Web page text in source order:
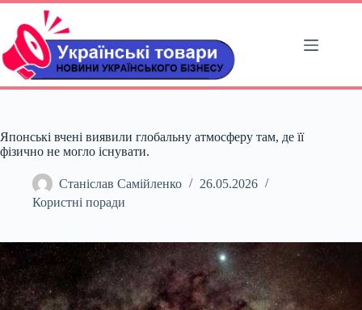
Перейти
вмісту
Японські вчені виявили глобальну атмосферу там, де її
фізично не могло існувати.
Станіслав Самійленко
26.05.2026
Користні поради